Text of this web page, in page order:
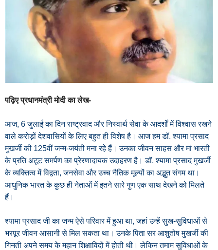
पढ़िए प्रधानमंत्री मोदी का लेख-
आज, 6 जुलाई का दिन राष्ट्रवाद और निस्वार्थ सेवा के आदर्शों में विश्वास रखने
वाले करोड़ों देशवासियों के लिए बहुत ही विशेष है। आज हम डॉ. श्यामा प्रसाद
मुखर्जी की 125वीं जन्म-जयंती मना रहे हैं। उनका जीवन साहस और मां भारती
के प्रति अटूट समर्पण का प्रेरणादायक उदाहरण है। डॉ. श्यामा प्रसाद मुखर्जी
के व्यक्तित्व में विद्वता, जनसेवा और उच्च नैतिक मूल्यों का अद्भुत संगम था।
आधुनिक भारत के कुछ ही नेताओं में इतने सारे गुण एक साथ देखने को मिलते
हैं।
श्यामा प्रसाद जी का जन्म ऐसे परिवार में हुआ था, जहां उन्हें सुख-सुविधाओं से
भरपूर जीवन आसानी से मिल सकता था। उनके पिता सर आशुतोष मुखर्जी की
गिनती अपने समय के महान शिक्षाविदों में होती थी। लेकिन तमाम सुविधाओं के